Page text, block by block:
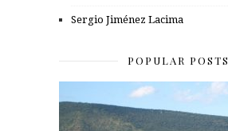
Sergio Jiménez Lacima
POPULAR POSTS